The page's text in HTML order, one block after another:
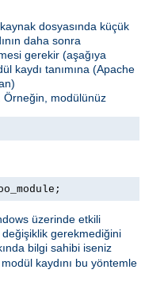
dosyasında küçük
daha sonra
gerekir (aşağıya
kaydı tanımına (Apache
modülünüz
üzerinde etkili
gerekmediğini
bilgi sahibi iseniz
kaydını bu yöntemle